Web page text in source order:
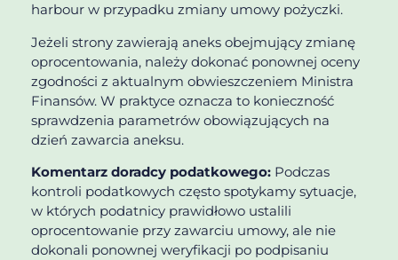
harbour w przypadku zmiany umowy pożyczki.
Jeżeli strony zawierają aneks obejmujący zmianę
oprocentowania, należy dokonać ponownej oceny
zgodności z aktualnym obwieszczeniem Ministra
Finansów. W praktyce oznacza to konieczność
sprawdzenia parametrów obowiązujących na
dzień zawarcia aneksu.
Komentarz doradcy podatkowego: Podczas
kontroli podatkowych często spotykamy sytuacje,
w których podatnicy prawidłowo ustalili
oprocentowanie przy zawarciu umowy, ale nie
dokonali ponownej weryfikacji po podpisaniu